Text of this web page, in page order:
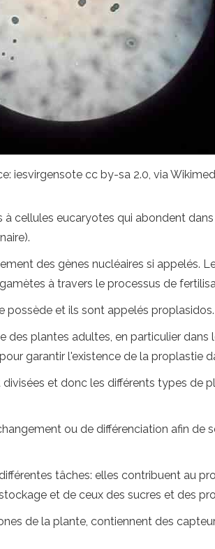
iesvirgensote cc by-sa 2.0, via
cellules eucaryotes qui abondent
des gènes nucléaires si appelés.
à travers le processus de
possède et ils sont appelés proplasidos.
plantes adultes, en particulier
garantir l'existence de la proplastie
et donc les différents types de
ou de différenciation afin de
tâches: elles contribuent au
et de ceux des sucres et des
de la plante, contiennent des